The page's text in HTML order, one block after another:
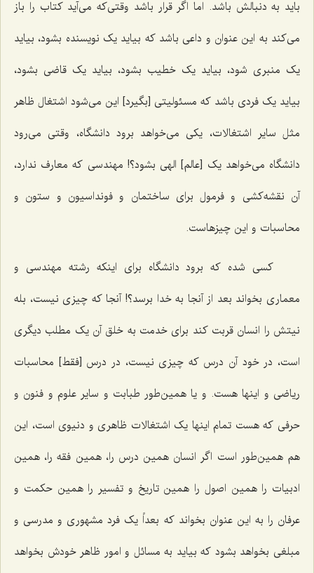
باید به دنبالش باشد. اما اگر قرار باشد وقتی‌که می‌آید کتاب را باز
می‌کند به این عنوان و داعی باشد که بیاید یک نویسنده بشود، بیاید
یک منبری شود، بیاید یک خطیب بشود، بیاید یک قاضی بشود،
بیاید یک فردی باشد که مسئولیتی [بگیرد] این می‌شود اشتغال ظاهر
مثل سایر اشتغالات، یکی می‌خواهد برود دانشگاه، وقتی می‌رود
دانشگاه می‌خواهد یک [عالم‌] الهی بشود؟! مهندسی که معارف ندارد،
آن نقشه‌کشی و فرمول برای ساختمان و فونداسیون و ستون و
محاسبات و این چیزهاست.
کسی شده که برود دانشگاه برای اینکه رشته مهندسی و
معماری بخواند بعد از آنجا به خدا برسد؟! آنجا که چیزی نیست، بله
نیتش را انسان قربت کند برای خدمت به خلق آن یک مطلب دیگری
است، در خود آن درس که چیزی نیست، در درس [فقط] محاسبات
ریاضی و اینها هست. و یا همین‌طور طبابت و سایر علوم و فنون و
حرفی که هست تمام اینها یک اشتغالات ظاهری و دنیوی است، این
هم همین‌طور است اگر انسان همین درس را، همین فقه را، همین
ادبیات را همین اصول را همین تاریخ و تفسیر را همین حکمت و
عرفان را به این عنوان بخواند که بعداً یک فرد مشهوری و مدرسی و
مبلغی بخواهد بشود که بیاید به مسائل و امور ظاهر خودش بخواهد